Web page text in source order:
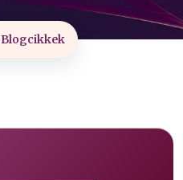
Blogcikkek